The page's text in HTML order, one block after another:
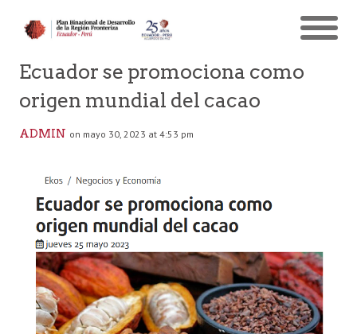
Ecuador se promociona como
origen mundial del cacao
ADMIN on mayo 30, 2023 at 4:53 pm